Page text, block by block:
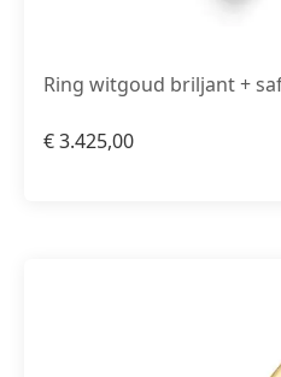
Ring witgoud briljant +
€3.425,00